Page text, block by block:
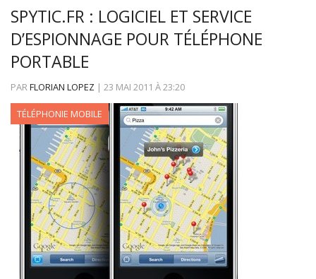
SPYTIC.FR : LOGICIEL ET SERVICE
D’ESPIONNAGE POUR TÉLÉPHONE
PORTABLE
PARFLORIAN LOPEZ | 23 MAI 2011 À23:20
TÉLÉPHONIE MOBILE